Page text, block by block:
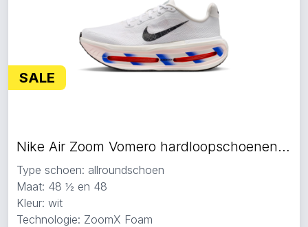
SALE
Nike Air Zoom Vomero hardloopschoenen wit
Type schoen: allroundschoen
Maat: 48 ½ en 48
Kleur: wit
Technologie: ZoomX Foam